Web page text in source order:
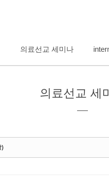
의료선교 세미나
의료선교 세
)